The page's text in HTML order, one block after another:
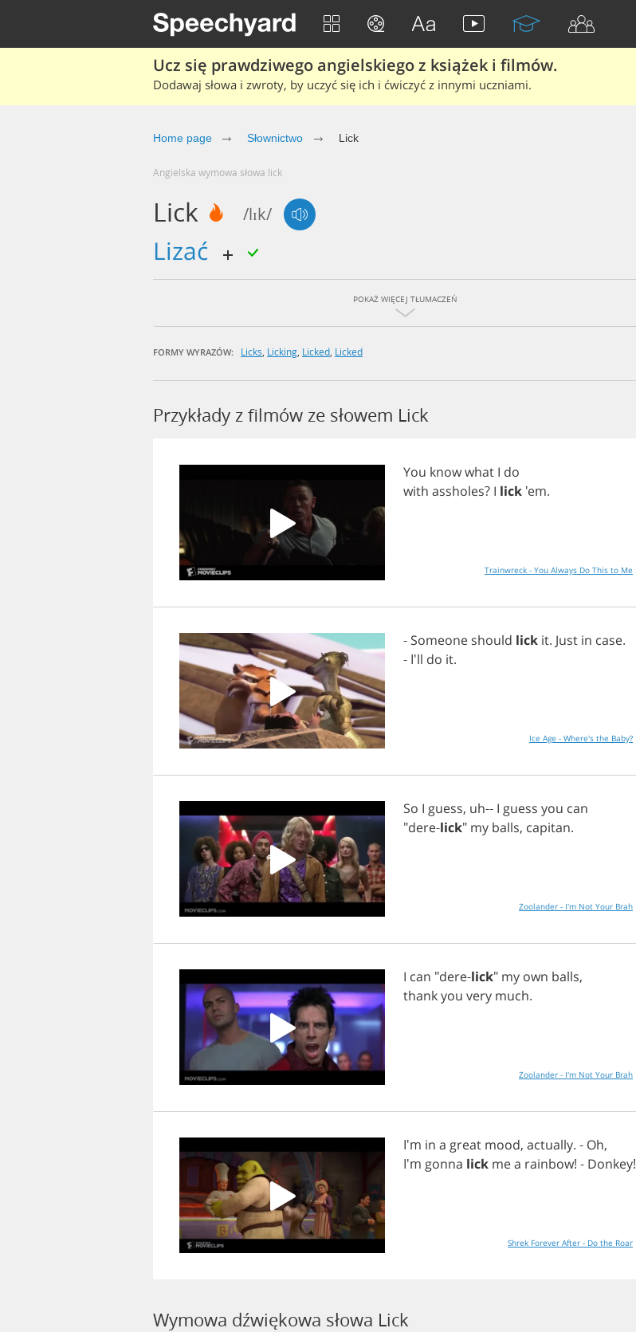
Ucz się prawdziwego angielskiego z książek i filmów.
Dodawaj słowa i zwroty, by uczyć się ich i ćwiczyć z innymi uczniami.
Home page Słownictwo Lick
Angielska wymowa słowa lick
Lick /lɪk/
lizać
POKAŻ WIĘCEJ TŁUMACZEŃ
FORMY WYRAZÓW: Licks Licking Licked Licked
Przykłady z filmów ze słowem Lick
You knowwhat I do
with assholes? I lick 'em.
Trainwreck - You Always Do This to Me
- Someone should lick it. Just in case.
- I'll do it.
Ice Age - Where's the Baby?
So I guess, uh-- I guess you can
"dere-lick" my balls, capitan.
Zoolander - I'm Not Your Brah
I can "dere-lick" my own balls,
thankyou very much.
Zoolander - I'm Not Your Brah
I'm in a great mood, actually. - Oh,
I'm gonna lick mea rainbow! - Donkey!
Shrek Forever After - Do the Roar
Wymowa dźwiękowa słowa Lick